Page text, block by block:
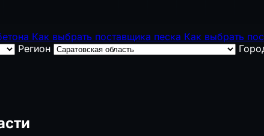
Как выбрать поставщика песка Как выбрать
Регион